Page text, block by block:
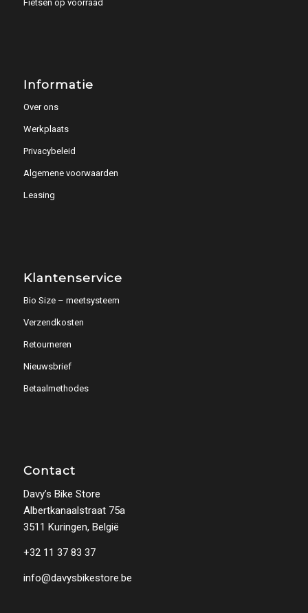
Fietsen op voorraad
Informatie
Over ons
Werkplaats
Privacybeleid
Algemene voorwaarden
Leasing
Klantenservice
Bio Size – meetsysteem
Verzendkosten
Retourneren
Nieuwsbrief
Betaalmethodes
Contact
Davy’s Bike Store
Albertkanaalstraat 75a
3511 Kuringen, België
+32 11 37 83 37
info@davysbikestore.be